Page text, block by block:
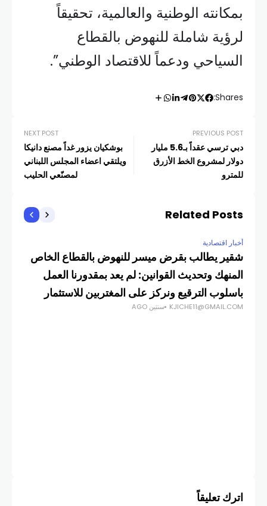
بمكانته الوطنية والعالمية، تحقيقاً
لرؤية شاملة للنهوض بالقطاع
السياحي ودعماً للاقتصاد الوطني”.
Shares:
PREVIOUS POST
دبي ترسي عقداً بـ5.6 مليار
دولار لمشروع الخط الأزرق
للمترو
NEXT POST
بوشكيان يزور غداً مصنع دانيكا
ويلتقي اعضاء المجلس اللبناني
لمصنّعي الحليب
Related Posts
أخبار اقتصادية
شقير يطالب بقرض ميسر للنهوض بالقطاع الخاص
المنهك وتحديث القوانين: لم يعد بمقدورنا العمل
باسلوب الترقيع ونركز على المغتربين للاستثمار
KJICHE11@GMAIL.COM سنتين AGO
اترك تعليقاً